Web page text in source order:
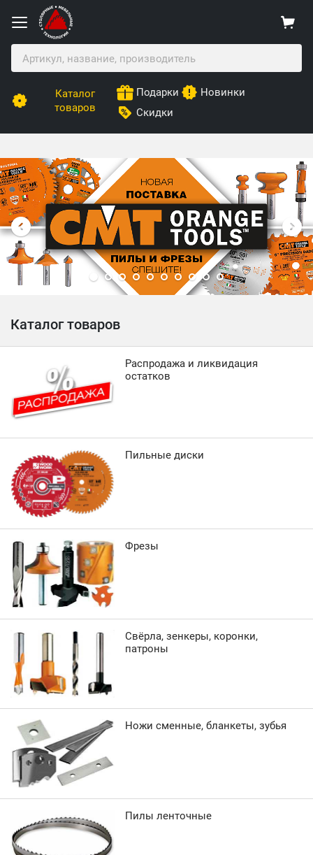
Каталог
товаров
Подарки
Новинки
Скидки
Столярные Мебельные Технологии
Каталог товаров
Распродажа и ликвидация
остатков
Пильные диски
Фрезы
Свёрла, зенкеры, коронки,
патроны
Ножи сменные, бланкеты, зубья
Пилы ленточные